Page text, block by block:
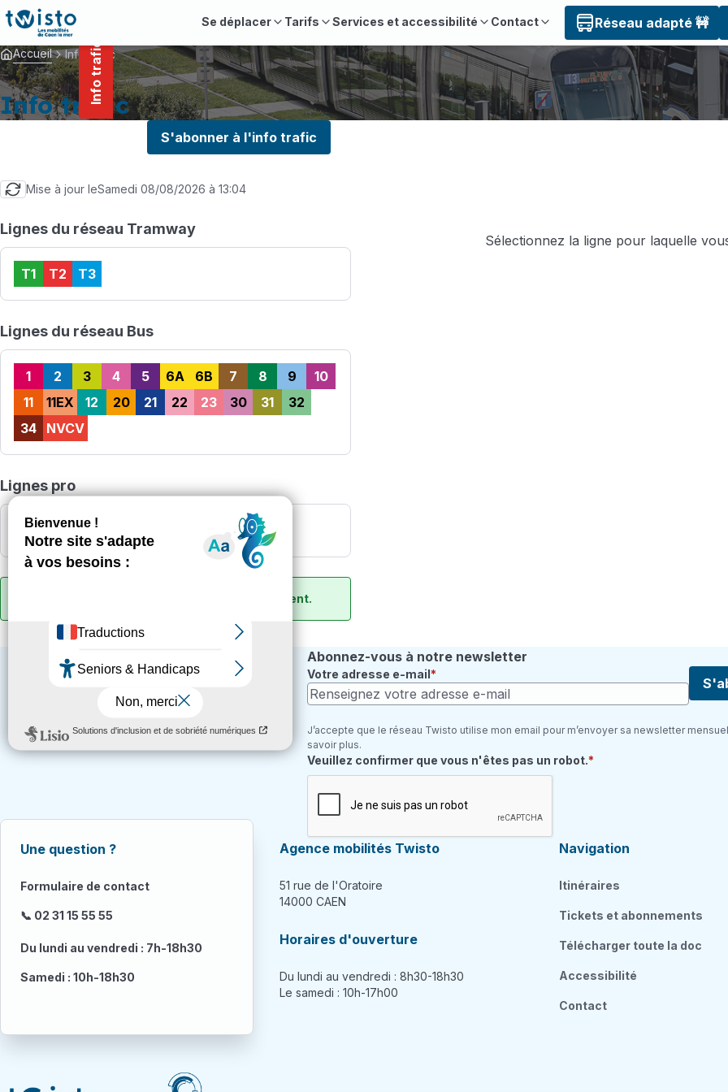
principal
Se déplacer Tarifs Services et accessibilité Contact Réseau adapté 🚧
Info trafic
Accueil Info trafic
Info trafic
S'abonner à l'info trafic
Mise à jour leSamedi 08/08/2026 à 13:04
Lignes du réseau Tramway
T1 T2 T3
Lignes du réseau Bus
1 2 3 4 5 6A 6B 7 8 9
10
11
11EX 12 20 21 22 23 30 31
32
34
NVCV
Lignes pro
40 42
Toutes les autres lignes circulent normalement.
Sélectionnez la ligne pour laquelle
Abonnez-vous à notre newsletter
Votre adresse e-mail
J’accepte que le réseau Twisto utilise mon email pour m’envoyer sa newsletter
savoir plus.
Champ requis
Veuillez confirmer que vous n'êtes pas un robot.
Une question ?
Formulaire de contact
📞 02 31 15 55 55
Du lundi au vendredi : 7h-18h30
Samedi : 10h-18h30
Agence mobilités Twisto
51 rue de l'Oratoire
14000 CAEN
Horaires d'ouverture
Du lundi au vendredi : 8h30-18h30
Le samedi : 10h-17h00
Navigation
Itinéraires
Tickets et abonnements
Télécharger toute la doc
Accessibilité
Contact
Panneau de gestion des cookies